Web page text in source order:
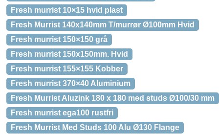
Fresh murrist 10×15 hvid plast
Fresh Murrist 140x140mm T/murrør Ø100mm Hvid
Fresh murrist 150×150 grå
Fresh murrist 150x150mm. Hvid
Fresh murrist 155×155 Kobber
Fresh murrist 370×40 Aluminium
Fresh Murrist Aluzink 180 x 180 med studs Ø100/30 mm
Fresh murrist ega100 rustfri
Fresh Murrist Med Studs 100 Alu Ø130 Flange